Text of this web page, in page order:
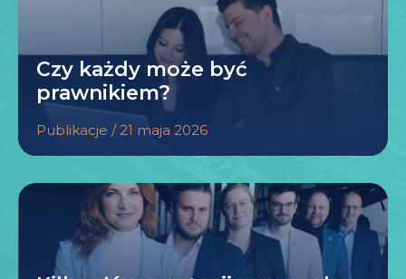
Czy każdy może być
prawnikiem?
Publikacje / 21 maja 2026